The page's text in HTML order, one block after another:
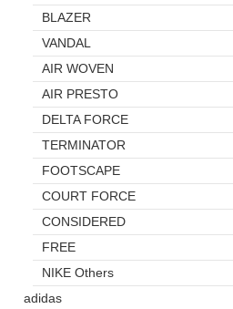
BLAZER
VANDAL
AIR WOVEN
AIR PRESTO
DELTA FORCE
TERMINATOR
FOOTSCAPE
COURT FORCE
CONSIDERED
FREE
NIKE Others
adidas